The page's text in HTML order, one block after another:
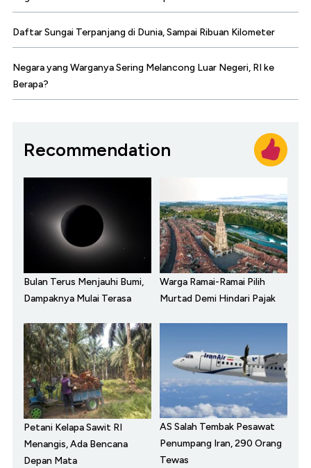
Daftar Sungai Terpanjang di Dunia, Sampai Ribuan Kilometer
Negara yang Warganya Sering Melancong Luar Negeri, RI ke
Berapa?
Recommendation
Bulan Terus Menjauhi Bumi,
Dampaknya Mulai Terasa
Warga Ramai-Ramai Pilih
Murtad Demi Hindari Pajak
Petani Kelapa Sawit RI
Menangis, Ada Bencana
Depan Mata
AS Salah Tembak Pesawat
Penumpang Iran, 290 Orang
Tewas